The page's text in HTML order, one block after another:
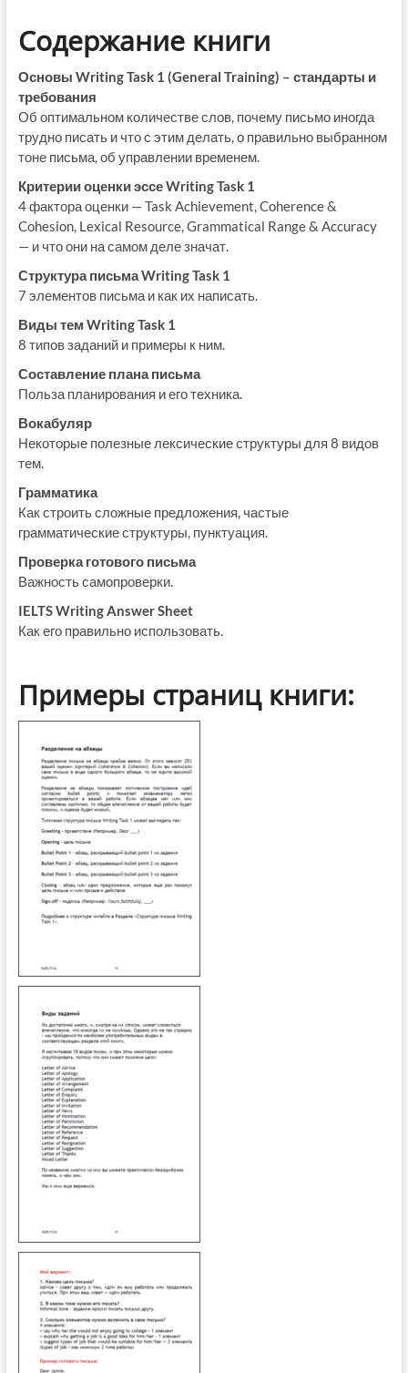
Содержание книги
Основы Writing Task 1 (General Training) – стандарты и
требования
Об оптимальном количестве слов, почему письмо иногда
трудно писать и что с этим делать, о правильно выбранном
тоне письма, об управлении временем.
Критерии оценки эссе Writing Task 1
4 фактора оценки — Task Achievement, Coherence &
Cohesion, Lexical Resource, Grammatical Range & Accuracy
— и что они на самом деле значат.
Структура письма Writing Task 1
7 элементов письма и как их написать.
Виды тем Writing Task 1
8 типов заданий и примеры к ним.
Составление плана письма
Польза планирования и его техника.
Вокабуляр
Некоторые полезные лексические структуры для 8 видов
тем.
Грамматика
Как строить сложные предложения, частые
грамматические структуры, пунктуация.
Проверка готового письма
Важность самопроверки.
IELTS Writing Answer Sheet
Как его правильно использовать.
Примеры страниц книги: